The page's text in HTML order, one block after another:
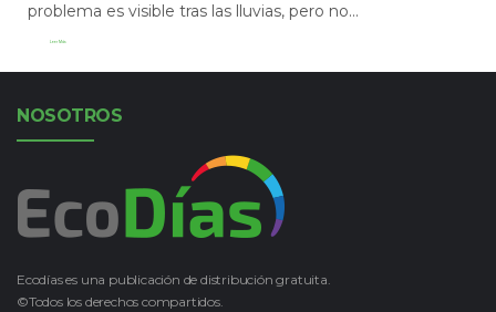
problema es visible tras las lluvias, pero no...
Leer Más
NOSOTROS
Ecodías es una publicación de distribución gratuita.
©Todos los derechos compartidos.